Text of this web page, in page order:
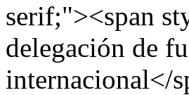
serif;"><span
delegación de
internacional</